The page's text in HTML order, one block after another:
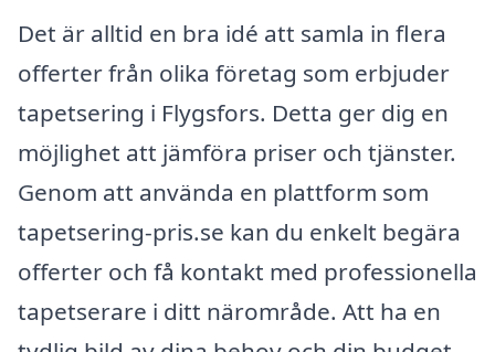
Det är alltid en bra idé att samla in flera
offerter från olika företag som erbjuder
tapetsering i Flygsfors. Detta ger dig en
möjlighet att jämföra priser och tjänster.
Genom att använda en plattform som
tapetsering-pris.se kan du enkelt begära
offerter och få kontakt med professionella
tapetserare i ditt närområde. Att ha en